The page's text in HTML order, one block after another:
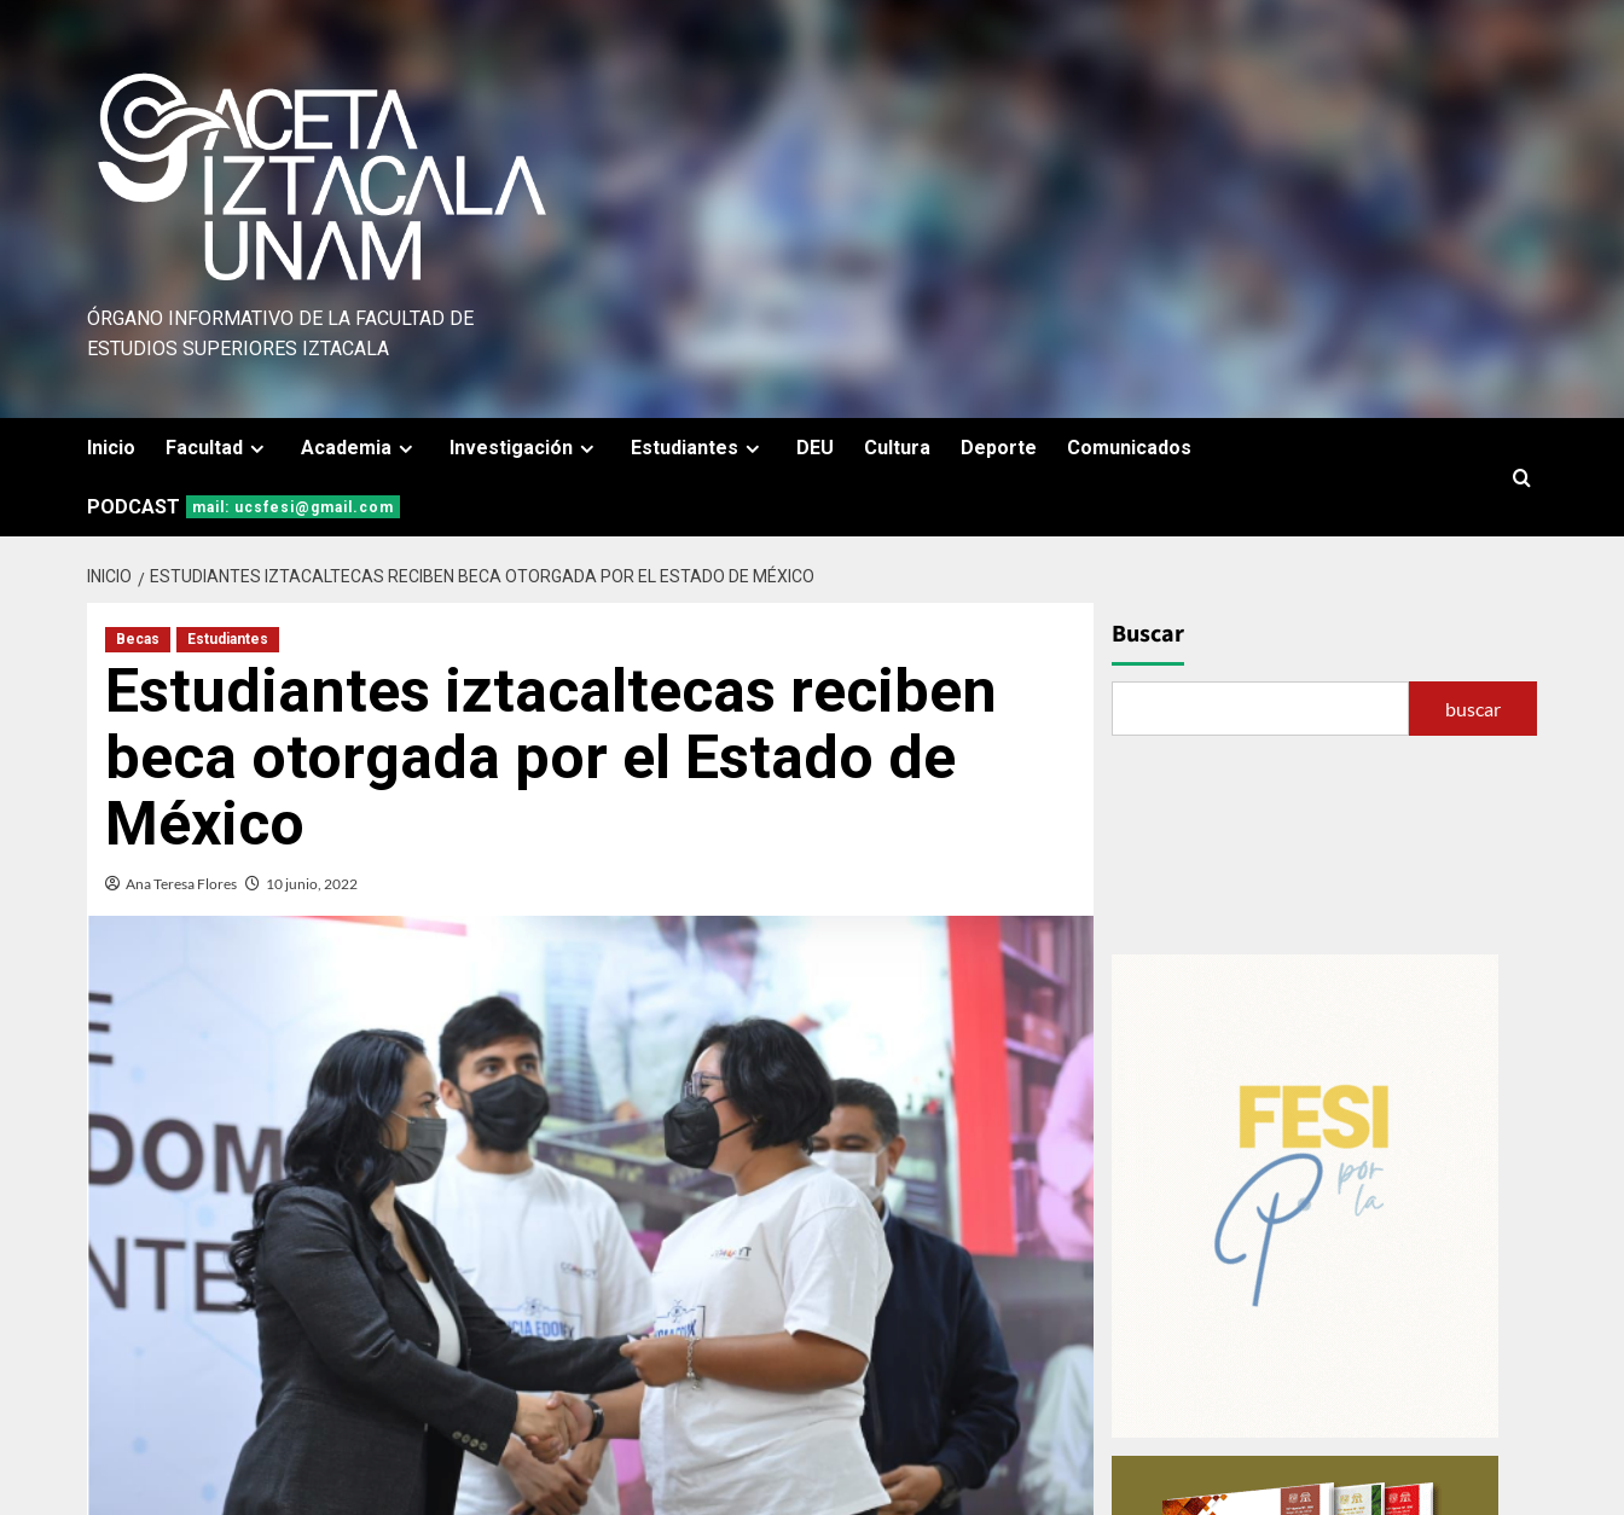
ÓRGANO INFORMATIVO DE LA FACULTAD DE
ESTUDIOS SUPERIORES IZTACALA
Inicio Facultad Academia Investigación Estudiantes DEU Cultura Deporte Comunicados
PODCAST mail: ucsfesi@gmail.com
INICIO ESTUDIANTES IZTACALTECAS RECIBEN BECA OTORGADA POR EL ESTADO DE MÉXICO
Becas Estudiantes
Estudiantes iztacaltecas reciben
beca otorgada por el Estado de
México
Ana Teresa Flores 10 junio, 2022
Buscar
buscar